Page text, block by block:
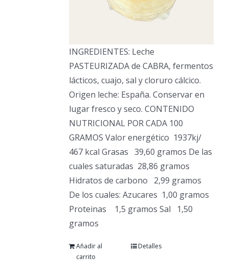
INGREDIENTES: Leche
PASTEURIZADA de CABRA, fermentos
lácticos, cuajo, sal y cloruro cálcico.
Origen leche: España. Conservar en
lugar fresco y seco. CONTENIDO
NUTRICIONAL POR CADA 100
GRAMOS Valor energético 1937kj/
467 kcal Grasas 39,60 gramos De las
cuales saturadas 28,86 gramos
Hidratos de carbono
2,99 gramos
De los cuales: Azucares 1,00 gramos
Proteinas
1,5 gramos Sal
1,50
gramos
Añadir al
carrito
Detalles